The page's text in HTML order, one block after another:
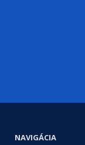
NAVIGÁCIA